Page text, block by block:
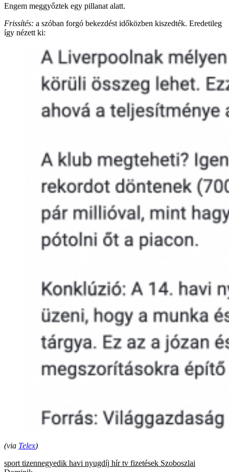
Engem meggyőztek egy pillanat alatt.
Frissítés: a szóban forgó bekezdést időközben kiszedték. Eredetileg
így nézett ki:
(via Telex)
sport tizennegyedik havi nyugdíj hír tv fizetések Szoboszlai